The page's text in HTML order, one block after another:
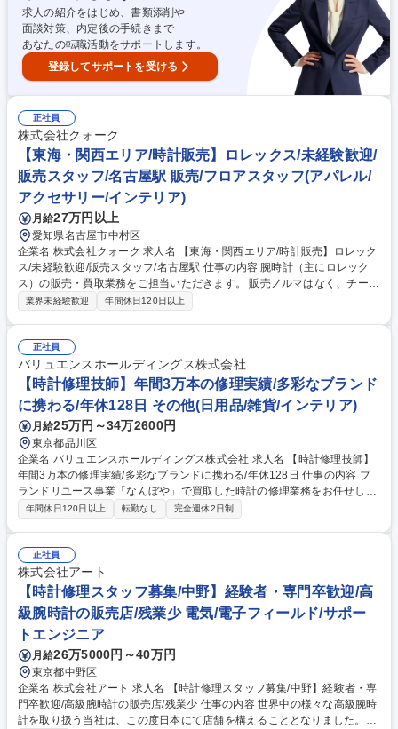
いけます。 募集職種 【愛知/高級腕時計の内装修理】リユース業界TOPシ
ェア「コメ兵」/離職率4%
求人の紹介をはじめ、書類添削や
面談対策、内定後の手続きまで
あなたの転職活動をサポートします。
登録してサポートを受ける
正社員
株式会社クォーク
【東海・関西エリア/時計販売】ロレックス/未経験歓迎/
販売スタッフ/名古屋駅 販売/フロアスタッフ(アパレル/
アクセサリー/インテリア)
月給27万円以上
愛知県名古屋市中村区
企業名 株式会社クォーク 求人名 【東海・関西エリア/時計販売】ロレック
ス/未経験歓迎/販売スタッフ/名古屋駅 仕事の内容 腕時計（主にロレック
ス）の販売・買取業務をご担当いただきます。 販売ノルマはなく、チーム
ワークや働きやすさを重視していますので、会社として皆で協力して店舗
した業務 (変更の範囲)会社内での全ての業務 募集職種 【東海・関西エリ
ア/時計販売】ロレックス/未経験歓迎/販売スタッフ/名古屋駅
業界未経験歓迎 年間休日120日以上
正社員
バリュエンスホールディングス株式会社
【時計修理技師】年間3万本の修理実績/多彩なブランド
に携わる/年休128日 その他(日用品/雑貨/インテリア)
月給25万円～34万2600円
東京都品川区
企業名 バリュエンスホールディングス株式会社 求人名 【時計修理技師】
年間3万本の修理実績/多彩なブランドに携わる/年休128日 仕事の内容 ブ
ランドリユース事業「なんぼや」で買取した時計の修理業務をお任せしま
す。特定メーカーに縛られず、幅広いブランドやモデルの修理に携われる
ク、雲上ブランドまで扱い、技術を極められます。経験に応じ、ミニッツ
リピーター等の複雑機構やパーツ製作にも挑戦可能です。技術のスペシャ
リストとしてはもちろん、将来的にはマネジメントを担う管理職へのステ
ップアップも目指せるため、時計好きには最高の環境が整っています。 募
集職種 【時計修理技師】年間3万本の修理実績/多彩なブランドに携わる/
年休128日
年間休日120日以上 転勤なし 完全週休2日制
正社員
株式会社アート
【時計修理スタッフ募集/中野】経験者・専門卒歓迎/高
級腕時計の販売店/残業少 電気/電子フィールド/サポー
トエンジニア
月給26万5000円～40万円
東京都中野区
企業名 株式会社アート 求人名 【時計修理スタッフ募集/中野】経験者・専
門卒歓迎/高級腕時計の販売店/残業少 仕事の内容 世界中の様々な高級腕時
計を取り扱う当社は、この度日本にて店舗を構えることとなりました。ご